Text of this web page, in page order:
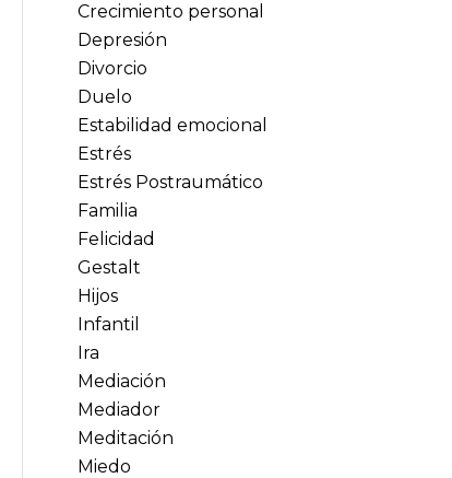
Crecimiento personal
Depresión
Divorcio
Duelo
Estabilidad emocional
Estrés
Estrés Postraumático
Familia
Felicidad
Gestalt
Hijos
Infantil
Ira
Mediación
Mediador
Meditación
Miedo